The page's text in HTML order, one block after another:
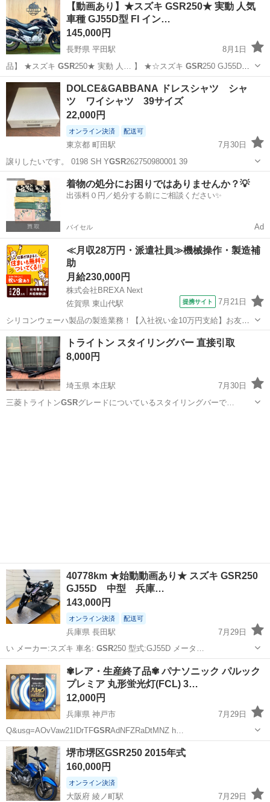
【動画あり】★スズキ GSR250★ 実動 人気
車種 GJ55D型 FI イン…
145,000円
長野県 平田駅
8月1日
品】 ★スズキ GSR250★ 実動 人… 】 ★☆スズキ GSR250 GJ55D…
・車種 スズキGSR250 ・車体番…
長野 松本市 GSR
DOLCE&GABBANA ドレスシャツ シャ
ツ ワイシャツ 39サイズ
22,000円
オンライン決済 配送可
東京都 町田駅
7月30日
譲りしたいです。 0198 SH YGSR262750980001 39
東京 町田駅 シャツ
着物の処分にお困りではありませんか？💡
出張料０円／処分する前にご相談ください✨
バイセル Ad
≪月収28万円・派遣社員≫機械操作・製造補
助
月給230,000円
株式会社BREXA Next
佐賀県 東山代駅
提携サイト 7月21日
シリコンウェーハ製品の製造業務！【入社祝い金10万円支給】お友達
やカップルとの応募OK◎年間休日129日＆休出なしでプライベート充
実♪業務はクリーンルームで快適作業◎自社正社員登用制度あり★1食
300円～の格安食堂あり！《佐...
佐賀 伊万里市 東山代駅 その他
トライトン スタイリングバー 直接引取
8,000円
埼玉県 本庄駅
7月30日
三菱トライトンGSRグレードについているスタイリングバーで…
40778km ★始動動画あり★ スズキ GSR250
GJ55D 中型 兵庫…
143,000円
オンライン決済 配送可
兵庫県 長田駅
7月29日
い メーカー:スズキ 車名: GSR 250 型式:GJ55D メータ…
兵庫 神戸市 スズキ GSR
✾レア・生産終了品✾ パナソニック パルック
プレミア 丸形蛍光灯(FCL) 3…
12,000円
兵庫県 神戸市
7月29日
Q&usg=AOvVaw21IDrTFGSR AdNFZRaDtMNZ h…
兵庫 神戸市 照明器具
堺市堺区GSR250 2015年式
160,000円
オンライン決済
大阪府 綾ノ町駅
7月29日